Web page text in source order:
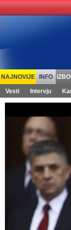
NAJNOVIJE INFO
Vesti Intervju